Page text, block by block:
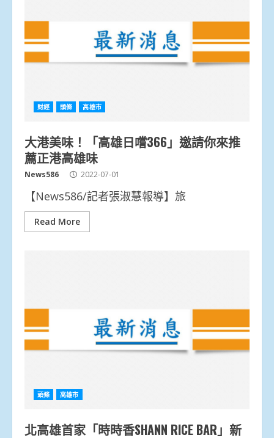
財經 頭條 高雄市
大港美味！「高雄日嚐366」邀請你來推
薦正港高雄味
News586 2022-07-01
【News586/記者張淑慧報導】旅
Read More
頭條 高雄市
北高雄首家「時時香SHANN RICE BAR」新